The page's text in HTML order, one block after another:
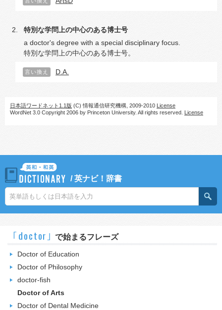
特別な学問上の中心のある博士号
a doctor's degree with a special disciplinary focus.
特別な学問上の中心のある博士号。
言い換え D.A.
日本語ワードネット1.1版 (C) 情報通信研究機構, 2009-2010 License
WordNet 3.0 Copyright 2006 by Princeton University. All rights reserved. License
/英ナビ！辞書
｢doctor｣ で始まるフレーズ
Doctor of Education
Doctor of Philosophy
doctor-fish
Doctor of Arts
Doctor of Dental Medicine